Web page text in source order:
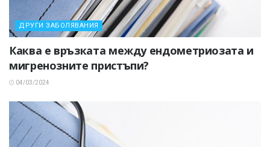
ДРУГИ ЗАБОЛЯВАНИЯ
Каква е връзката между ендометриозата и
мигренозните пристъпи?
04/03/2024